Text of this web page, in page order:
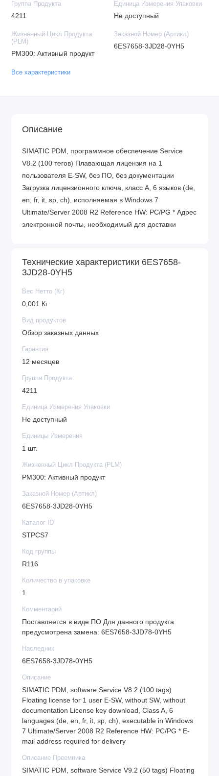
Группа Продукта
4211
Единица Измерения Упаковки
Не доступный
Жизненный Цикл Продукта
(PLM)
PM300: Активный продукт
Заказной Номер (Артикл)
6ES7658-3JD28-0YH5
Все характеристики
Описание
SIMATIC PDM, программное обеспечение Service
V8.2 (100 тегов) Плавающая лицензия на 1
пользователя E-SW, без ПО, без документации
Загрузка лицензионного ключа, класс A, 6 языков (de,
en, fr, it, sp, ch), исполняемая в Windows 7
Ultimate/Server 2008 R2 Reference HW: PC/PG * Адрес
электронной почты, необходимый для доставки
Технические характеристики 6ES7658-
3JD28-0YH5
Вес Нетто (Кг)
0,001 Кг
Вид продуктов
Обзор заказных данных
Гарантия
12 месяцев
Группа Продукта
4211
Единица Измерения Упаковки
Не доступный
Единицы Измерения
1 шт.
Жизненный Цикл Продукта (PLM)
PM300: Активный продукт
Заказной Номер (Артикл)
6ES7658-3JD28-0YH5
Каталог ID
STPCS7
Код группы
R116
Количество в упаковке
1
Комментарий
Поставляется в виде ПО Для данного продукта
предусмотрена замена: 6ES7658-3JD78-0YH5
Наследник
6ES7658-3JD78-0YH5
Описание
SIMATIC PDM, software Service V8.2 (100 tags)
Floating license for 1 user E-SW, without SW, without
documentation License key download, Class A, 6
languages (de, en, fr, it, sp, ch), executable in Windows
7 Ultimate/Server 2008 R2 Reference HW: PC/PG * E-
mail address required for delivery
Описание Преемника
SIMATIC PDM, software Service V9.2 (50 tags) Floating